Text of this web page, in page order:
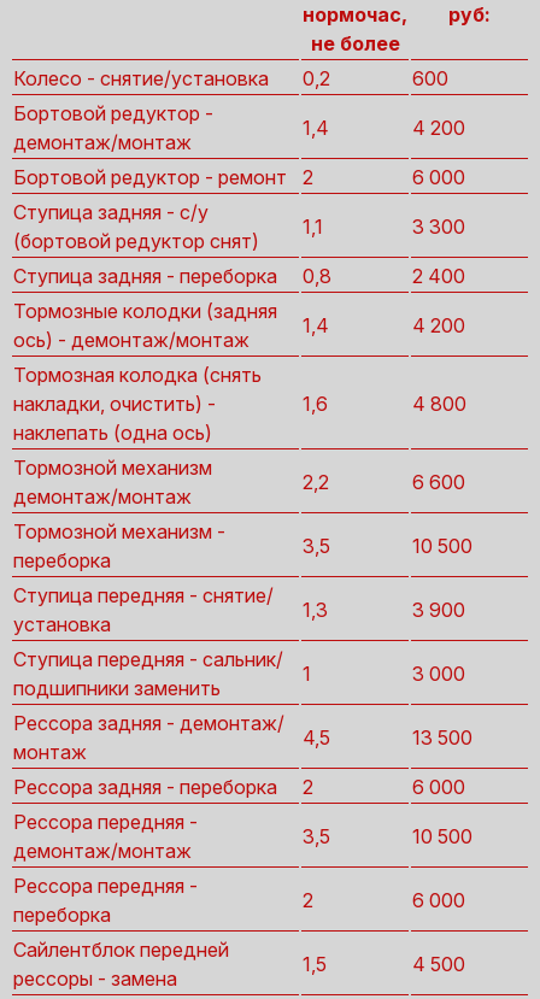
нормочас,
не более
руб:
Колесо - снятие/установка 0,2
600
Бортовой редуктор -
демонтаж/монтаж
1,4 4 200
Бортовой редуктор - ремонт 2
6 000
Ступица задняя - с/у
(бортовой редуктор снят)
1,1 3 300
Ступица задняя - переборка 0,8
2 400
Тормозные колодки (задняя
ось) - демонтаж/монтаж
1,4 4 200
Тормозная колодка (снять
накладки, очистить) -
наклепать (одна ось)
1,6 4 800
Тормозной механизм
демонтаж/монтаж
2,2 6 600
Тормозной механизм -
переборка
3,5 10 500
Ступица передняя - снятие/
установка
1,3 3 900
Ступица передняя - сальник/
подшипники заменить
1 3 000
Рессора задняя - демонтаж/
монтаж
4,5 13 500
Рессора задняя - переборка 2
6 000
Рессора передняя -
демонтаж/монтаж
3,5 10 500
Рессора передняя -
переборка
2 6 000
Сайлентблок передней
рессоры - замена
1,5 4 500